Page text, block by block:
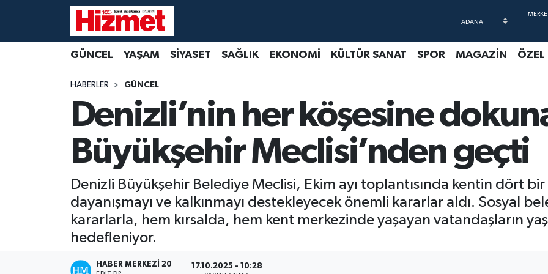
GÜNCEL YAŞAM SİYASET SAĞLIK EKONOMİ KÜLTÜR SANAT SPOR MAGAZİN ÖZEL
HABERLER GÜNCEL
Denizli’nin her köşesine
Büyükşehir Meclisi’nden geçti
Denizli Büyükşehir Belediye Meclisi, Ekim ayı toplantısında kentin dört
dayanışmayı ve kalkınmayı destekleyecek önemli kararlar aldı. Sosyal
kararlarla, hem kırsalda, hem kent merkezinde yaşayan vatandaşların
hedefleniyor.
HABER MERKEZI 20 17.10.2025 - 10:28
KÜLTÜR SANAT
MAGAZİN
Denizli Nöbetçi Eczaneler
Denizli Trafik Yoğunluk Haritası
Süper Lig Puan Durumu ve Fikstür
Son Dakika Haberleri
Haber Arşivi